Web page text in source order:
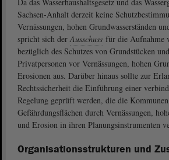
Sachsen-Anhalt derzeit keine
Vernässungen, hohen Grundwasserständen
spricht sich der Ausschuss für die Aufnahme
bezüglich des Schutzes von Grundstücken
Privatpersonen vor Vernässungen, hohen
Erosionen aus. Darüber hinaus sollte zur
Rechtssicherheit die Einführung einer
Regelung geprüft werden, die die
Gefährdungsflächen durch Vernässungen,
und Erosion in ihren Planungsinstrumenten
Organisationsstrukturen und